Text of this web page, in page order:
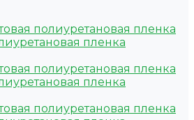
полиуретановая пленка
пленка
полиуретановая пленка
пленка
полиуретановая пленка